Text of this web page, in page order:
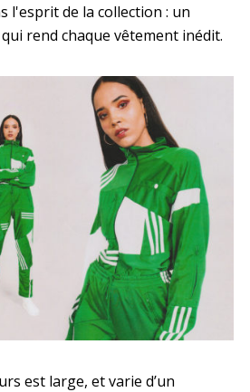
l'esprit de la collection : un
rend chaque vêtement inédit.
est large, et varie d’un